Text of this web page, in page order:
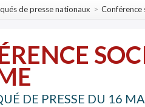
de presse nationaux > Conférence
DE PRESSE DU 16